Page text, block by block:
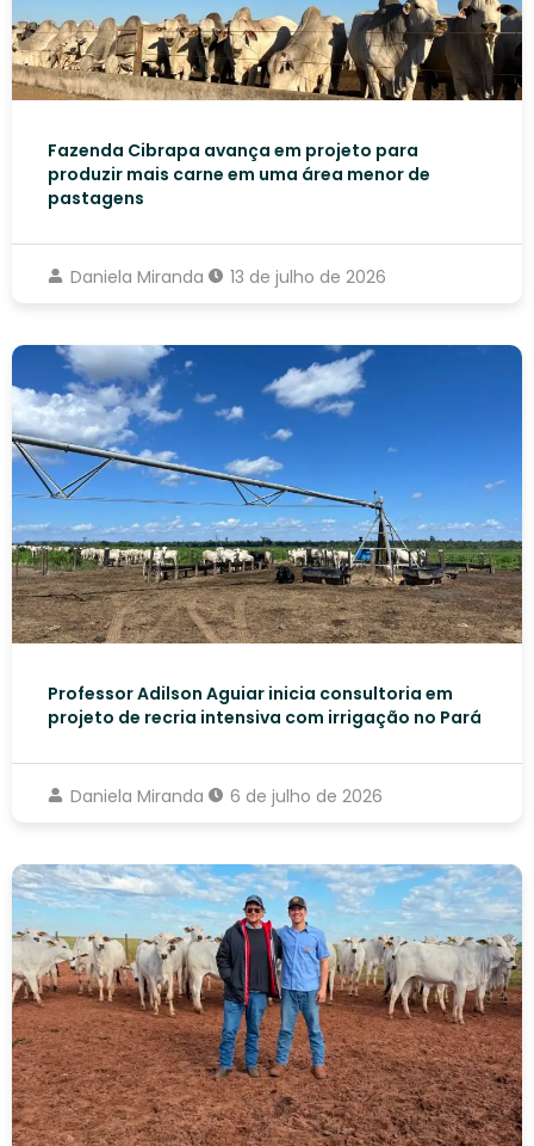
Fazenda Cibrapa avança em projeto para
produzir mais carne em uma área menor de
pastagens
Daniela Miranda 13 de julho de 2026
Professor Adilson Aguiar inicia consultoria em
projeto de recria intensiva com irrigação no Pará
Daniela Miranda 6 de julho de 2026